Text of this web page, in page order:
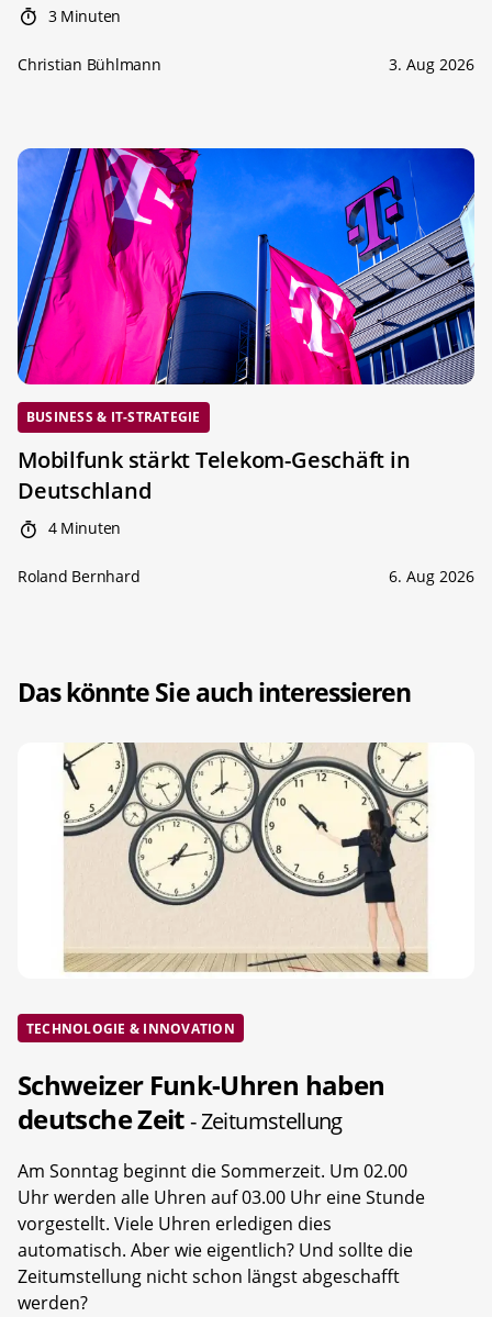
3 Minuten
Christian Bühlmann 3. Aug 2026
BUSINESS & IT-STRATEGIE
Mobilfunk stärkt Telekom-Geschäft in
Deutschland
4 Minuten
Roland Bernhard 6. Aug 2026
Das könnte Sie auch interessieren
TECHNOLOGIE & INNOVATION
Schweizer Funk-Uhren haben
deutsche Zeit- Zeitumstellung
Am Sonntag beginnt die Sommerzeit. Um 02.00
Uhr werden alle Uhren auf 03.00 Uhr eine Stunde
vorgestellt. Viele Uhren erledigen dies
automatisch. Aber wie eigentlich? Und sollte die
Zeitumstellung nicht schon längst abgeschafft
werden?